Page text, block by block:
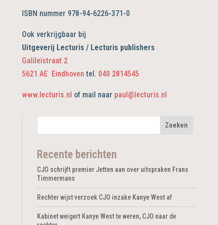
ISBN nummer 978-94-6226-371-0
Ook verkrijgbaar bij
Uitgeverij Lecturis / Lecturis publishers
Galileïstraat 2
5621 AE Eindhoven tel. 040 2814545
www.lecturis.nl of mail naar paul@lecturis.nl
Recente berichten
CJO schrijft premier Jetten aan over uitspraken Frans
Timmermans
Rechter wijst verzoek CJO inzake Kanye West af
Kabinet weigert Kanye West te weren, CJO naar de